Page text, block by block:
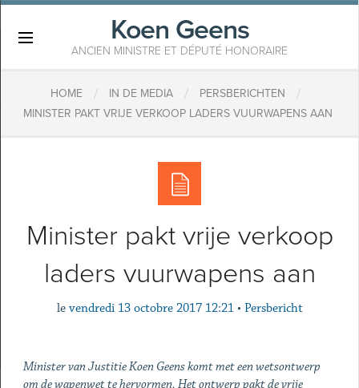
Koen Geens
ANCIEN MINISTRE ET DÉPUTÉ HONORAIRE
HOME / IN DE MEDIA / PERSBERICHTEN /
​MINISTER PAKT VRIJE VERKOOP LADERS VUURWAPENS AAN
​Minister pakt vrije verkoop
laders vuurwapens aan
le vendredi 13 octobre 2017 12:21 • Persbericht
Minister van Justitie Koen Geens komt met een wetsontwerp
om de wapenwet te hervormen. Het ontwerp pakt de vrije